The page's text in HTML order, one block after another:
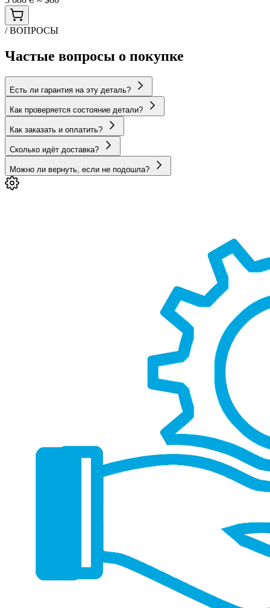
/ ВОПРОСЫ
Частые вопросы о покупке
Есть ли гарантия на эту деталь?
Как проверяется состояние детали?
Как заказать и оплатить?
Сколько идёт доставка?
Можно ли вернуть, если не подошла?